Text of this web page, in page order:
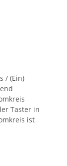
/ (Ein)
Taster in
ist